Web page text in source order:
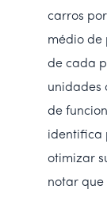
carros
médio de
de cada
unidades
de
identifica
otimizar
notar que